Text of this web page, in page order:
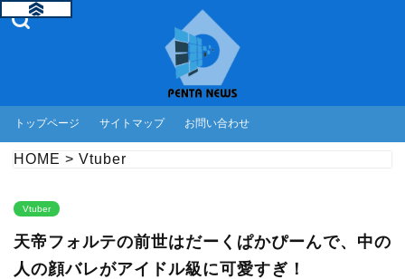
トップページ サイトマップ お問い合わせ
HOME > Vtuber
Vtuber
天帝フォルテの前世はだーくぱかぴーんで、中の
人の顔バレがアイドル級に可愛すぎ！